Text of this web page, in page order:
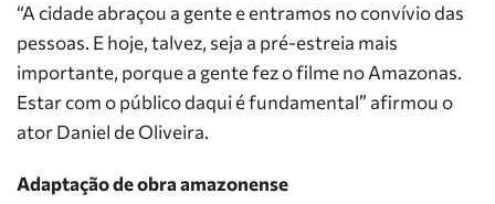
“A cidade abraçou a gente e entramos no convívio das
pessoas. E hoje, talvez, seja a pré-estreia mais
importante, porque a gente fez o filme no Amazonas.
Estar com o público daqui é fundamental” afirmou o
ator Daniel de Oliveira.
Adaptação de obra amazonense